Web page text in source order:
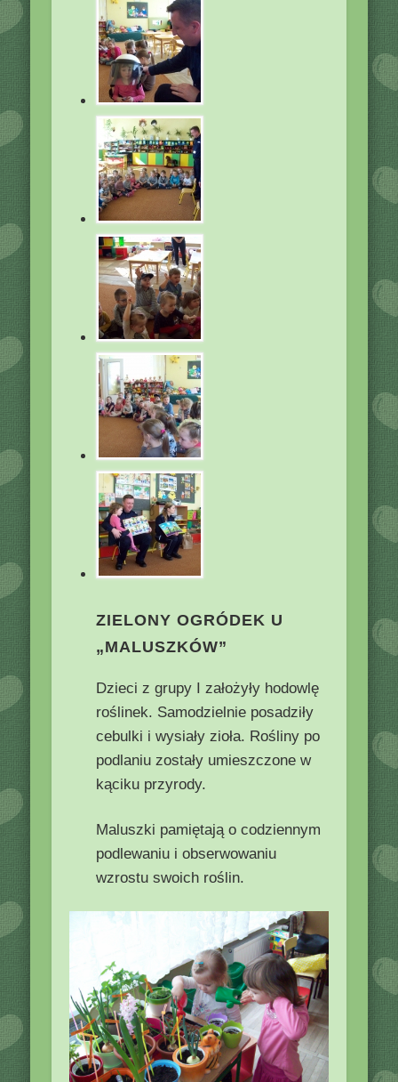
ZIELONY OGRÓDEK U
„MALUSZKÓW”
Dzieci z grupy I założyły hodowlę
roślinek. Samodzielnie posadziły
cebulki i wysiały zioła. Rośliny po
podlaniu zostały umieszczone w
kąciku przyrody.
Maluszki pamiętają o codziennym
podlewaniu i obserwowaniu
wzrostu swoich roślin.